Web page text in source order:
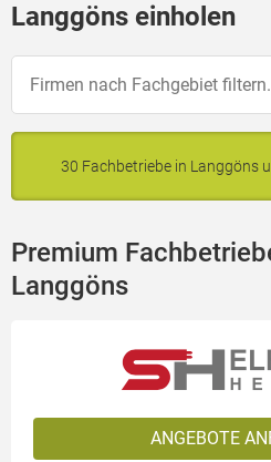
Langgöns einholen
30 Fachbetriebe in Langgöns
Premium
Langgöns
ANGEBOTE